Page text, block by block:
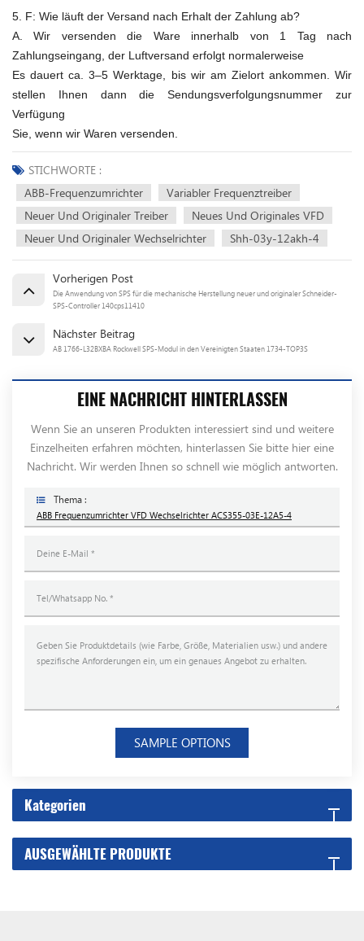
5. F: Wie läuft der Versand nach Erhalt der Zahlung ab?
A. Wir versenden die Ware innerhalb von 1 Tag nach
Zahlungseingang, der Luftversand erfolgt normalerweise
Es dauert ca. 3–5 Werktage, bis wir am Zielort ankommen. Wir
stellen Ihnen dann die Sendungsverfolgungsnummer zur
Verfügung
Sie, wenn wir Waren versenden.
STICHWORTE :
ABB-Frequenzumrichter
Variabler Frequenztreiber
Neuer Und Originaler Treiber
Neues Und Originales VFD
Neuer Und Originaler Wechselrichter
Shh-03y-12akh-4
Vorherigen Post
Die Anwendung von SPS für die mechanische Herstellung neuer und originaler Schneider-
SPS-Controller 140cps11410
Nächster Beitrag
AB 1766-L32BXBA Rockwell SPS-Modul in den Vereinigten Staaten 1734-TOP3S
EINE NACHRICHT HINTERLASSEN
Wenn Sie an unseren Produkten interessiert sind und weitere
Einzelheiten erfahren möchten, hinterlassen Sie bitte hier eine
Nachricht. Wir werden Ihnen so schnell wie möglich antworten.
Thema :
ABB Frequenzumrichter VFD Wechselrichter ACS355-03E-12A5-4
SAMPLE OPTIONS
Kategorien
AUSGEWÄHLTE PRODUKTE